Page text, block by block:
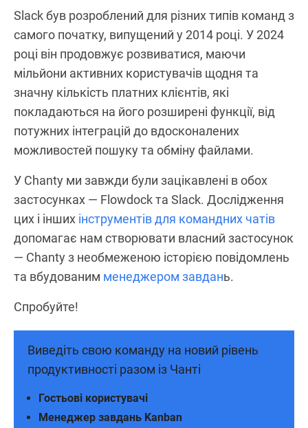
Slack був розроблений для різних типів команд з
самого початку, випущений у 2014 році. У 2024
році він продовжує розвиватися, маючи
мільйони активних користувачів щодня та
значну кількість платних клієнтів, які
покладаються на його розширені функції, від
потужних інтеграцій до вдосконалених
можливостей пошуку та обміну файлами.
У Chanty ми завжди були зацікавлені в обох
застосунках — Flowdock та Slack. Дослідження
цих і інших інструментів для командних чатів
допомагає нам створювати власний застосунок
— Chanty з необмеженою історією повідомлень
та вбудованим менеджером завдань.
Спробуйте!
Виведіть свою команду на новий рівень
продуктивності разом із Чанті
Менеджер завдань Kanban
Гостьові користувачі